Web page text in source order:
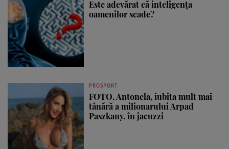
Este adevărat că inteligența
oamenilor scade?
PROSPORT
FOTO. Antonela, iubita mult mai
tânără a milionarului Arpad
Paszkany, în jacuzzi